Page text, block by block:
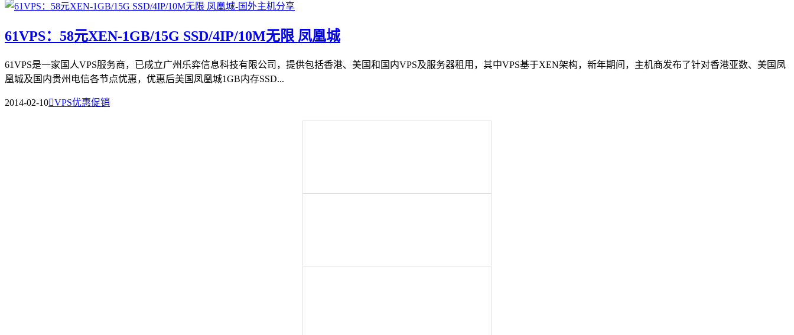
61VPS：58元XEN-1GB/15G SSD/4IP/10M无限 凤凰城
61VPS是一家国人VPS服务商，已成立广州乐弈信息科技有限公司，提供包括香港、美国和国内VPS及服务器租用，其中VPS基于XEN架构，新年期间，主机商发布了针对香港亚数、美国凤
凰城及国内贵州电信各节点优惠，优惠后美国凤凰城1GB内存SSD...
2014-02-10VPS优惠促销